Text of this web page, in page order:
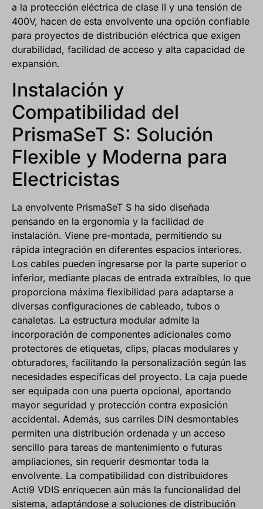
a la protección eléctrica de clase II y una tensión de
400V, hacen de esta envolvente una opción confiable
para proyectos de distribución eléctrica que exigen
durabilidad, facilidad de acceso y alta capacidad de
expansión.
Instalación y
Compatibilidad del
PrismaSeT S: Solución
Flexible y Moderna para
Electricistas
La envolvente PrismaSeT S ha sido diseñada
pensando en la ergonomía y la facilidad de
instalación. Viene pre-montada, permitiendo su
rápida integración en diferentes espacios interiores.
Los cables pueden ingresarse por la parte superior o
inferior, mediante placas de entrada extraíbles, lo que
proporciona máxima flexibilidad para adaptarse a
diversas configuraciones de cableado, tubos o
canaletas. La estructura modular admite la
incorporación de componentes adicionales como
protectores de etiquetas, clips, placas modulares y
obturadores, facilitando la personalización según las
necesidades específicas del proyecto. La caja puede
ser equipada con una puerta opcional, aportando
mayor seguridad y protección contra exposición
accidental. Además, sus carriles DIN desmontables
permiten una distribución ordenada y un acceso
sencillo para tareas de mantenimiento o futuras
ampliaciones, sin requerir desmontar toda la
envolvente. La compatibilidad con distribuidores
Acti9 VDIS enriquecen aún más la funcionalidad del
sistema, adaptándose a soluciones de distribución